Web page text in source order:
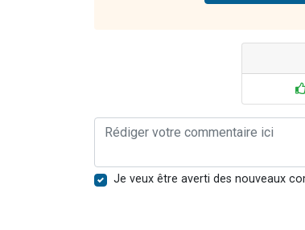
Je veux être averti des nouveaux